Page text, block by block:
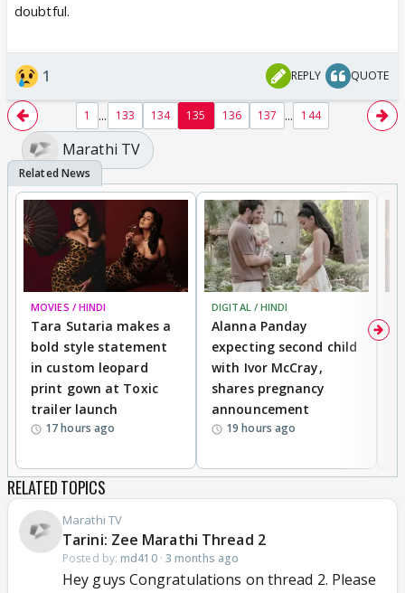
doubtful.
1 REPLY QUOTE
1 ... 133 134 135 136 137 ... 144
Marathi TV
MOVIES / HINDI
Tara Sutaria makes a
bold style statement
in custom leopard
print gown at Toxic
trailer launch
17 hours ago
DIGITAL / HINDI
Alanna Panday
expecting second child
with Ivor McCray,
shares pregnancy
announcement
19 hours ago
RELATED TOPICS
Marathi TV
Tarini: Zee Marathi Thread 2
Posted by: md410· 3 months ago
Hey guys Congratulations on thread 2. Please